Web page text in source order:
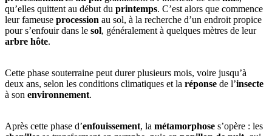
qu’elles quittent au début du printemps. C’est alors que commence
leur fameuse procession au sol, à la recherche d’un endroit propice
pour s’enfouir dans le sol, généralement à quelques mètres de leur
arbre hôte.
Cette phase souterraine peut durer plusieurs mois, voire jusqu’à
deux ans, selon les conditions climatiques et la réponse de l’insecte
à son environnement.
Après cette phase d’enfouissement, la métamorphose s’opère : les